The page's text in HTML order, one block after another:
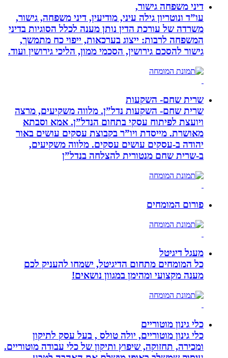
דיני משפחה גישור,
עו”ד ונוטריון גילה עיני, מודיעין, דיני משפחה, גישור,
משרדה של עורכת הדין נותן מענה לכלל הסוגיות בדיני
המשפחה לרבות: ייצוג בערכאות, ייפוי כח מתמשך,
גישור להסכם גירושין, הסכמי ממון, הליכי גירושין ועוד.
שרית שחם- השקעות
שרית שחם- השקעות נדל”ן. מלווה משקיעים, מרצה
ויועצת לפיתוח עסקי בתחום הנדל”ן. אמא וסבתא
מאושרת. ‏מייסדת ויו”ר בקבוצת עסקים עושים באור
יהודה‏ ב-‏עסקים עושים עסקים‏. ‏מלווה משקיעים,
ב-‏שרית שחם מנטורית להצלחה בנדל”ן‏
פורום המומחים
מעגל דיגיטל
כל המומחים מתחום הדיגיטל, ישמחו להעניק לכם
מענה מקצועי ומהימן במגוון נושאים!
כלי גינון מוטוריים
כלי גינון מוטוריים, יולה טולס , בעל עסק לתיקון
ומכירה, תחזוקה, שיפוץ ותיקון של כלי עבודה מוטוריים.